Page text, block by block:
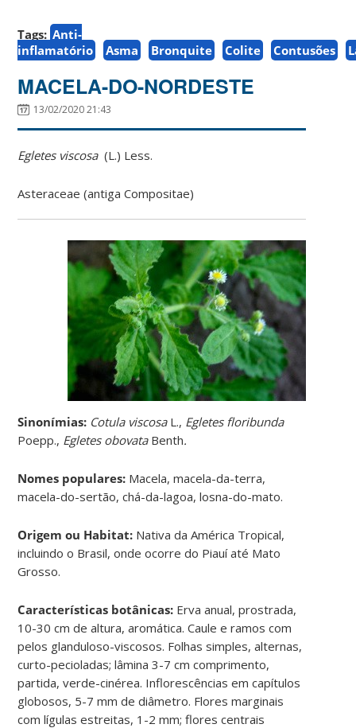
Tags: Anti-
inflamatório
Asma Bronquite Colite Contusões
MACELA-DO-NORDESTE
13/02/2020 21:43
Egletes viscosa(L.) Less.
Asteraceae (antiga Compositae)
Sinonímias: Cotula viscosaL., Egletes floribunda
Poepp., Egletes obovataBenth.
Nomes populares: Macela, macela-da-terra,
macela-do-sertão, chá-da-lagoa, losna-do-mato.
Origem ou Habitat: Nativa da América Tropical,
incluindo o Brasil, onde ocorre do Piauí até Mato
Grosso.
Características botânicas: Erva anual, prostrada,
10-30 cm de altura, aromática. Caule e ramos com
pelos glanduloso-viscosos. Folhas simples, alternas,
curto-pecioladas; lâmina 3-7 cm comprimento,
partida, verde-cinérea. Inflorescências em capítulos
globosos, 5-7 mm de diâmetro. Flores marginais
com lígulas estreitas, 1-2 mm; flores centrais